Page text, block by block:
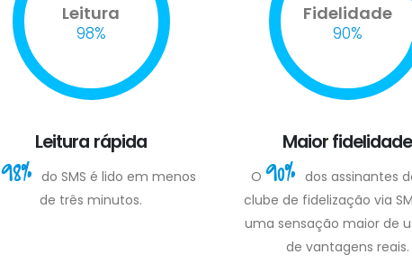
Leitura
98%
Leitura rápida
98% do SMS é lido em menos
de três minutos.
Fidelidade
90%
Maior fidelidade
O 90% dos assinantes
clube de fidelização via
uma sensação maior de
de vantagens reais.